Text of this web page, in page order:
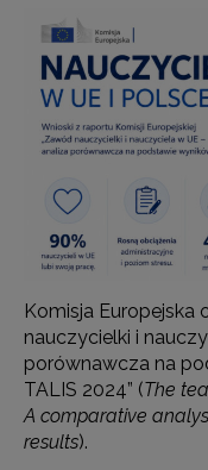
Komisja Europejska
nauczycielki i
porównawcza na
TALIS 2024” (The
A comparative
results).